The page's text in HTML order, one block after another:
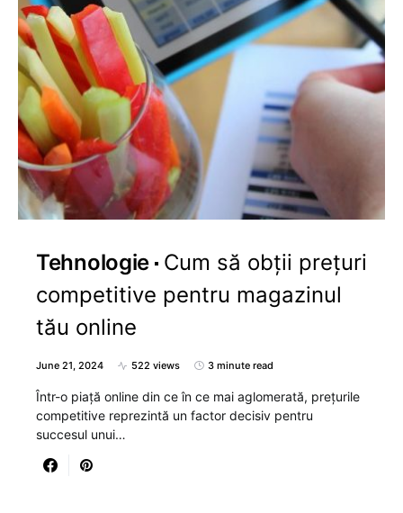
Tehnologie Cum să obții prețuri
competitive pentru magazinul
tău online
June 21, 2024 522 views 3 minute read
Într-o piață online din ce în ce mai aglomerată, prețurile
competitive reprezintă un factor decisiv pentru
succesul unui…